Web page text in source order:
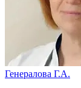
Генералова Г.А.